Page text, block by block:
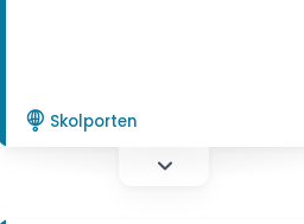
innehåll och upplägg.
Skolporten